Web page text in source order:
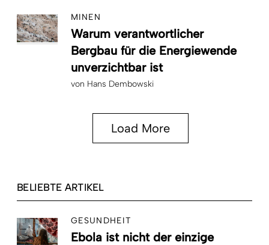
MINEN
Warum verantwortlicher
Bergbau für die Energiewende
unverzichtbar ist
von Hans Dembowski
Load More
BELIEBTE ARTIKEL
GESUNDHEIT
Ebola ist nicht der einzige